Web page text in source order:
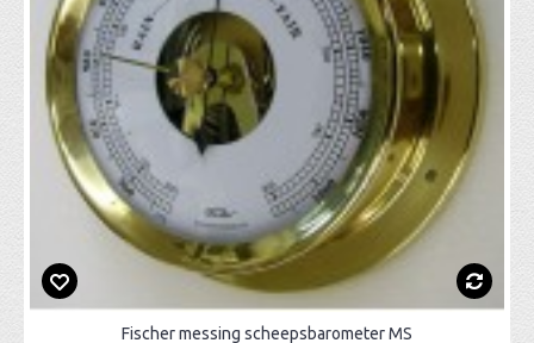
Fischer messing scheepsbarometer MS